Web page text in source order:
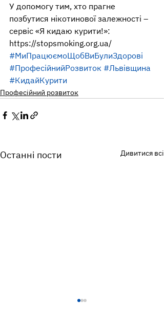
У допомогу тим, хто прагне
позбутися нікотинової залежності –
сервіс «Я кидаю курити!»:
https://stopsmoking.org.ua/
#МиПрацюємоЩобВиБулиЗдорові
#ПрофесійнийРозвиток #Львівщина
#КидайКурити
Професійний розвиток
Останні пости Дивитися всі